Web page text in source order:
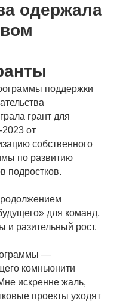
одержала
поддержки
грант для
от
собственного
по развитию
подростков.
для команд,
и разительный рост.
—
комньюнити
искренне жаль,
проекты уходят